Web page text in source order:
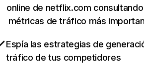
online de netflix.com
métricas de tráfico más
Espía las estrategias de
tráfico de tus competidores